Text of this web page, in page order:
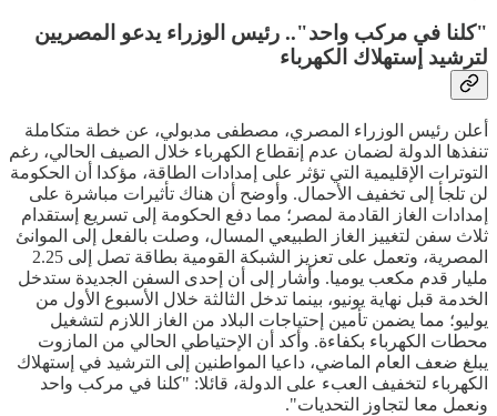
"كلنا في مركب واحد".. رئيس الوزراء يدعو المصريين
لترشيد إستهلاك الكهرباء
أعلن رئيس الوزراء المصري، مصطفى مدبولي، عن خطة متكاملة
تنفذها الدولة لضمان عدم إنقطاع الكهرباء خلال الصيف الحالي، رغم
التوترات الإقليمية التي تؤثر على إمدادات الطاقة، مؤكدا أن الحكومة
لن تلجأ إلى تخفيف الأحمال. وأوضح أن هناك تأثيرات مباشرة على
إمدادات الغاز القادمة لمصر؛ مما دفع الحكومة إلى تسريع إستقدام
ثلاث سفن لتغييز الغاز الطبيعي المسال، وصلت بالفعل إلى الموانئ
المصرية، وتعمل على تعزيز الشبكة القومية بطاقة تصل إلى 2.25
مليار قدم مكعب يوميا. وأشار إلى أن إحدى السفن الجديدة ستدخل
الخدمة قبل نهاية يونيو، بينما تدخل الثالثة خلال الأسبوع الأول من
يوليو؛ مما يضمن تأمين إحتياجات البلاد من الغاز اللازم لتشغيل
محطات الكهرباء بكفاءة. وأكد أن الإحتياطي الحالي من المازوت
يبلغ ضعف العام الماضي، داعيا المواطنين إلى الترشيد في إستهلاك
الكهرباء لتخفيف العبء على الدولة، قائلا: "كلنا في مركب واحد
ونعمل معا لتجاوز التحديات".